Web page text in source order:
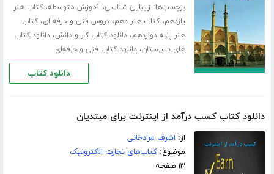
برچسب‌ها: زیبایی شناسی،آموزش متوسطه،کتاب هنر
یازدهم،کتاب هنر دهم،دروس فنی و حرفه ای،کتاب
هنر پایه دوازدهم،دانلود کتاب کار و دانش،دانلود کتاب
های دیبرستان،دانلود کتاب فنی و حرفه‌ای
دانلود کتاب
دانلود کتاب کسب درآمد از اینترنت برای مبتدیان
از: اشرف مرادخانی
موضوع:کتاب‌های تجارت الکترونیک
۱۳ صفحه